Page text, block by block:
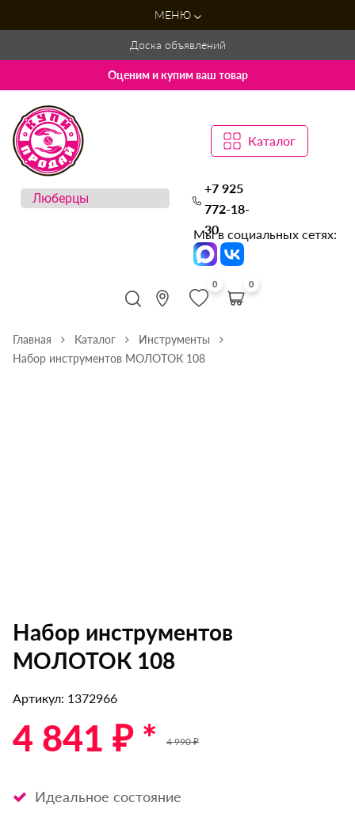
МЕНЮ
Доска объявлений
Оценим и купим ваш товар
Каталог
+7 925
772-18-
30
Мы в социальных сетях:
0 0
Главная Каталог
Инструменты
Набор инструментов МОЛОТОК 108
Набор инструментов
МОЛОТОК 108
Артикул: 1372966
4 841 ₽ * 4 990 ₽
Идеальное состояние